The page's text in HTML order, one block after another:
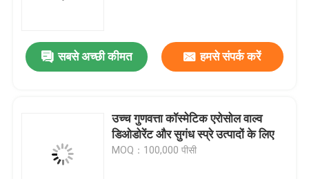
सनस्क्रीन स्प्रे वाल्व
एरोसोल स्प्रे वाल्व
सबसे अच्छी कीमत हमसे संपर्क करें
उच्च गुणवत्ता कॉस्मेटिक एरोसोल वाल्व
डिओडोरेंट और सुगंध स्प्रे उत्पादों के लिए
MOQ：100,000 पीसी